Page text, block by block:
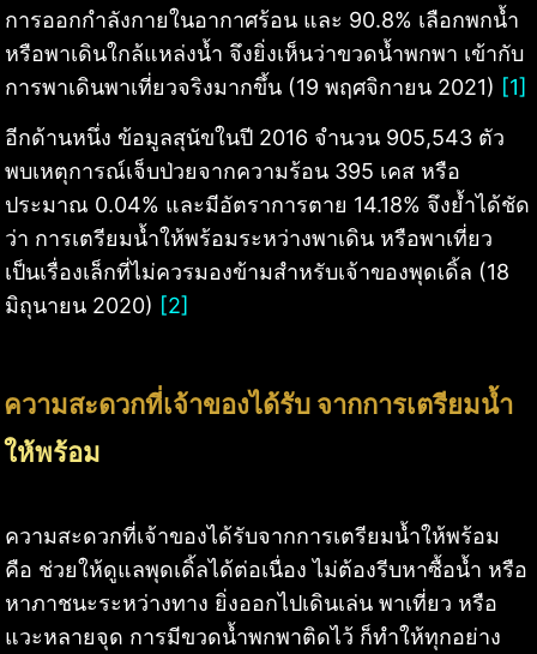
การออกกำลังกายในอากาศร้อน และ 90.8% เลือกพกน้ำ
หรือพาเดินใกล้แหล่งน้ำ จึงยิ่งเห็นว่าขวดน้ำพกพา เข้ากับ
การพาเดินพาเที่ยวจริงมากขึ้น (19 พฤศจิกายน 2021) [1]
อีกด้านหนึ่ง ข้อมูลสุนัขในปี 2016 จำนวน 905,543 ตัว
พบเหตุการณ์เจ็บป่วยจากความร้อน 395 เคส หรือ
ประมาณ 0.04% และมีอัตราการตาย 14.18% จึงย้ำได้ชัด
ว่า การเตรียมน้ำให้พร้อมระหว่างพาเดิน หรือพาเที่ยว
เป็นเรื่องเล็กที่ไม่ควรมองข้ามสำหรับเจ้าของพุดเดิ้ล (18
มิถุนายน 2020) [2]
ความสะดวกที่เจ้าของได้รับ จากการเตรียมน้ำ
ให้พร้อม
ความสะดวกที่เจ้าของได้รับจากการเตรียมน้ำให้พร้อม
คือ ช่วยให้ดูแลพุดเดิ้ลได้ต่อเนื่อง ไม่ต้องรีบหาซื้อน้ำ หรือ
หาภาชนะระหว่างทาง ยิ่งออกไปเดินเล่น พาเที่ยว หรือ
แวะหลายจุด การมีขวดน้ำพกพาติดไว้ ก็ทำให้ทุกอย่าง